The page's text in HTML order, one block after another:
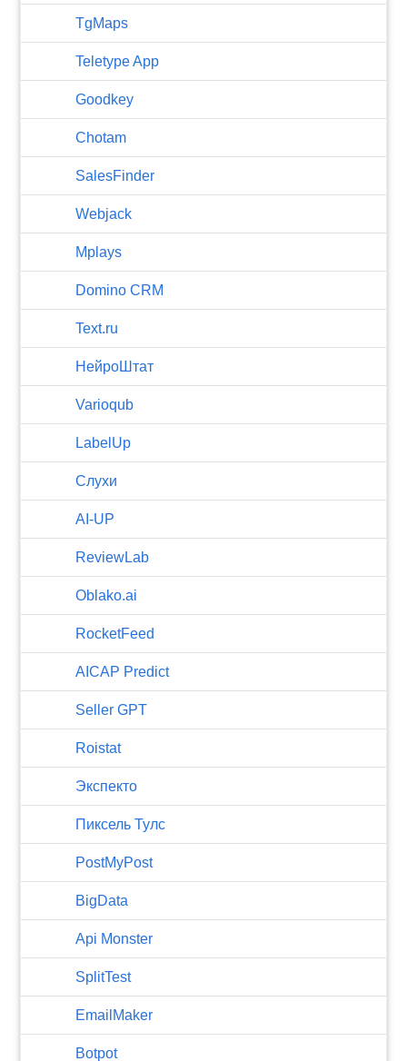
TgMaps
Teletype App
Goodkey
Chotam
SalesFinder
Webjack
Mplays
Domino CRM
Text.ru
НейроШтат
Varioqub
LabelUp
Слухи
AI-UP
ReviewLab
Oblako.ai
RocketFeed
AICAP Predict
Seller GPT
Roistat
Экспекто
Пиксель Тулс
PostMyPost
BigData
Api Monster
SplitTest
EmailMaker
Botpot